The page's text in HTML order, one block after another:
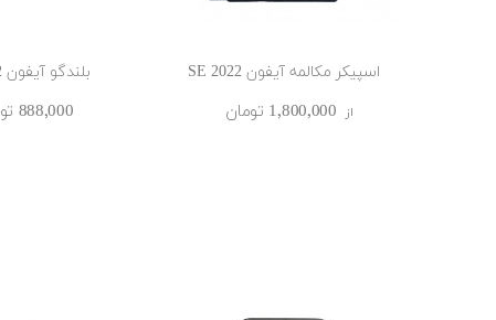
اسپیکر مکالمه آیفون SE 2022
از 1٬800٬000 ‎تومان
بلندگو آیفون SE 2022
888٬000 ‎تومان